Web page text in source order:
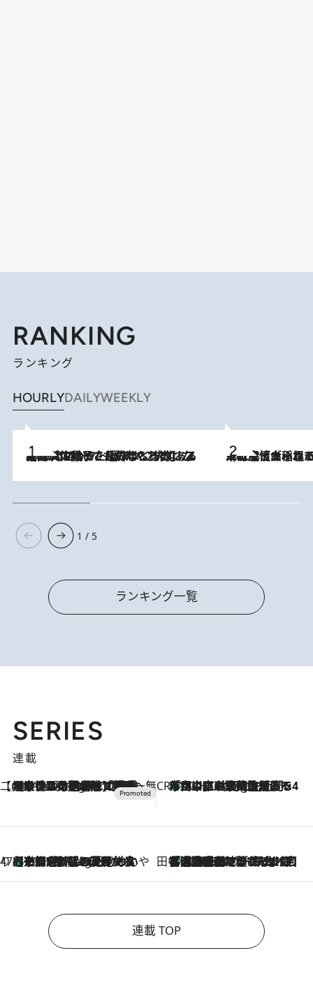
RANKING
ランキング
HOURLYDAILYWEEKLY
2026.8.5
【阿川佐和子さんの年とる力】なぜ70代で始めた趣味は“こんなに楽しい”のか？ ピアノ、俳句…スランプに陥っても続けられる“ある秘訣”とは 2026.8.5
下町風情あふれる台北屈指の人気エリア・大稲埕でセンスのいい台湾土産《ヴ
1 / 5
ランキング一覧
SERIES
連載
【CREA×星野リゾート】唯一無二。癒しと発見が待つ場所へ
8 Hours Ago
【トンボの足水浴】ヒノキの香りに包まれて涼感マックス！約13℃の湧水かけ流しを避暑地「星野温泉 トンボの湯」で体験 CREA'S CHOICE
10 Hours Ago
「立川にも歌舞伎があるんだよ」 片岡仁左衛門・市川中車ら豪華座組みで4年目の立川立飛歌舞伎へ
47都道府県の手みやげ ひんやりスイーツで夏を満喫
10 Hours Ago
【京都府】この夏絶対食べたい 冷やしておいしいおやつ3選 ひと口目から心を掴む新緑のテリーヌ 田中稲の勝手に再ブーム
2026.8.7
「湘南乃風に憧れて」観客大盛上がりの“タオル回し”に、ラッパー顔負けの高速歌唱まで…さだまさし（74）のアグレッシブすぎる現在地
連載 TOP